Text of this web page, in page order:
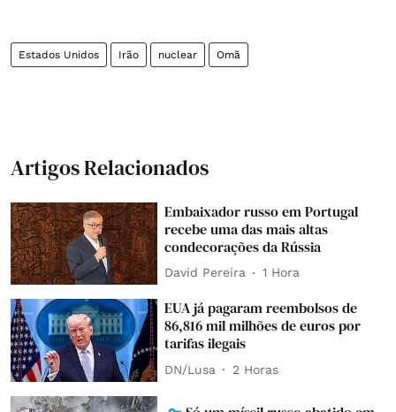
Estados Unidos Irão nuclear Omã
Artigos Relacionados
Embaixador russo em Portugal
recebe uma das mais altas
condecorações da Rússia
David Pereira 1 Hora
EUA já pagaram reembolsos de
86,816 mil milhões de euros por
tarifas ilegais
DN/Lusa 2 Horas